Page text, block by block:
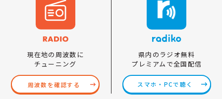
現在地の周波数に
チューニング
周波数を確認する
県内のラジオ無料
プレミアムで全国配信
スマホ・PCで聴く